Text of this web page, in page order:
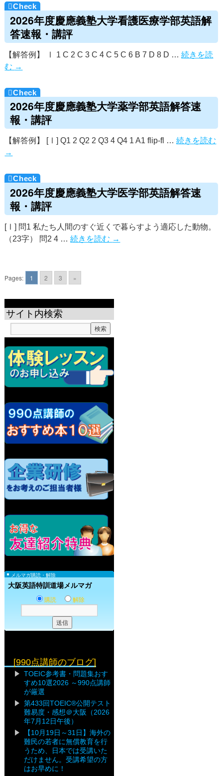
2026年度慶應義塾大学看護医療学部英語解
答速報・講評
【解答例】 Ⅰ 1 C 2 C 3 C 4 C 5 C 6 B 7 D 8 D …続きを読
む →
2026年度慶應義塾大学薬学部英語解答速
報・講評
【解答例】 [Ⅰ] Q1 2 Q2 2 Q3 4 Q4 1 A1 flip-fl …続きを読む
→
2026年度慶應義塾大学医学部英語解答速
報・講評
[Ⅰ] 問1 私たち人間のすぐ近くで暮らすよう適応した動物。
（23字） 問2 4 …続きを読む →
Pages: 1 2 3 »
サイト内検索
メルマガ購読・解除
大阪英語特訓道場メルマガ
購読 解除
[990点講師のブログ]
TOEIC参考書・問題集おす
すめ10選2026 ～990点講師
が厳選
第433回TOEIC®公開テスト
難易度・感想＠大阪（2026
年7月12日午後）
【10月19日～31日】海外の
難民の若者に無償教育を行
うため、日本では受講いた
だけません。受講希望の方
はお早めに！